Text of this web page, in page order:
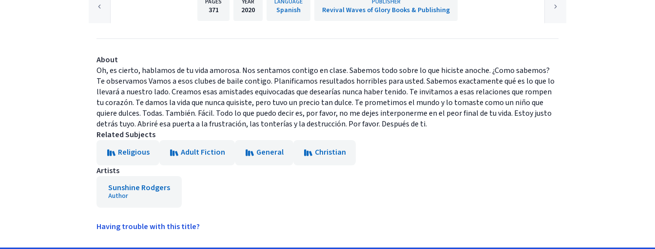
PAGES
371
YEAR
2020
LANGUAGE
Spanish
PUBLISHER
Revival Waves of Glory Books & Publishing
About
Oh, es cierto, hablamos de tu vida amorosa. Nos sentamos contigo en clase. Sabemos todo sobre lo que hiciste anoche. ¿Como sabemos?
Te observamos Vamos a esos clubes de baile contigo. Planificamos resultados horribles para usted. Sabemos exactamente qué es lo que lo
llevará a nuestro lado. Creamos esas amistades equivocadas que desearías nunca haber tenido. Te invitamos a esas relaciones que rompen
tu corazón. Te damos la vida que nunca quisiste, pero tuvo un precio tan dulce. Te prometimos el mundo y lo tomaste como un niño que
quiere dulces. Todas. También. Fácil. Todo lo que puedo decir es, por favor, no me dejes interponerme en el peor final de tu vida. Estoy justo
detrás tuyo. Abriré esa puerta a la frustración, las tonterías y la destrucción. Por favor. Después de ti.
Related Subjects
Religious
Adult Fiction General
Christian
Artists
Sunshine Rodgers
Author
Having trouble with this title?